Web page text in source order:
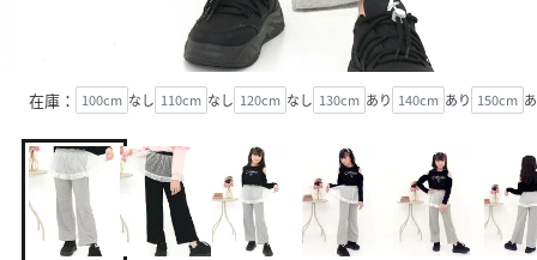
在庫： 100cm なし 110cm なし 120cm なし 130cm あり 140cm あり 150cm